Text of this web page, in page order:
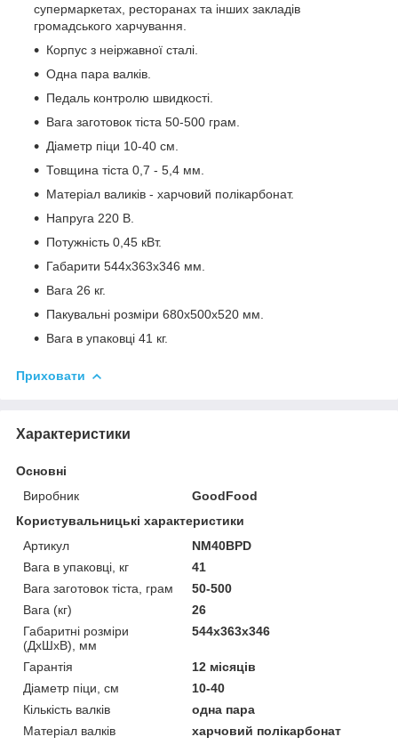
супермаркетах, ресторанах та інших закладів
громадського харчування.
Корпус з неіржавної сталі.
Одна пара валків.
Педаль контролю швидкості.
Вага заготовок тіста 50-500 грам.
Діаметр піци 10-40 см.
Товщина тіста 0,7 - 5,4 мм.
Матеріал валиків - харчовий полікарбонат.
Напруга 220 В.
Потужність 0,45 кВт.
Габарити 544х363х346 мм.
Вага 26 кг.
Пакувальні розміри 680х500х520 мм.
Вага в упаковці 41 кг.
Приховати
Характеристики
Основні
Виробник
GoodFood
Користувальницькі характеристики
Артикул
NM40BPD
Вага в упаковці, кг
41
Вага заготовок тіста, грам
50-500
Вага (кг)
26
Габаритні розміри
(ДхШхВ), мм
544х363х346
Гарантія
12 місяців
Діаметр піци, см
10-40
Кількість валків
одна пара
Матеріал валків
харчовий полікарбонат